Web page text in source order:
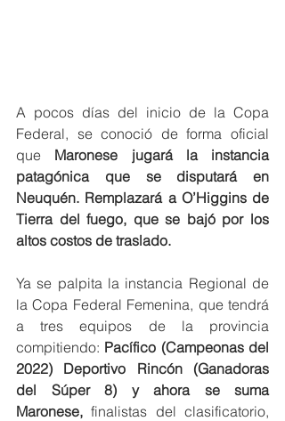
A pocos días del inicio de la Copa
Federal, se conoció de forma oficial
que Maronese jugará la instancia
patagónica que se disputará en
Neuquén. Remplazará a O’Higgins de
Tierra del fuego, que se bajó por los
altos costos de traslado.
Ya se palpita la instancia Regional de
la Copa Federal Femenina, que tendrá
a tres equipos de la provincia
compitiendo: Pacífico (Campeonas del
2022) Deportivo Rincón (Ganadoras
del Súper 8) y ahora se suma
Maronese, finalistas del clasificatorio,